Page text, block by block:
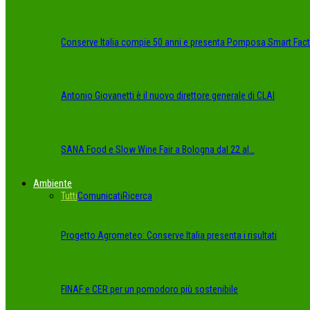
Conserve Italia compie 50 anni e presenta Pomposa Smart
Antonio Giovanetti è il nuovo direttore generale di CLAI
SANA Food e Slow Wine Fair a Bologna dal 22 al…
Ambiente
TuttiComunicatiRicerca
Progetto Agrometeo: Conserve Italia presenta i risultati
FINAF e CER per un pomodoro più sostenibile